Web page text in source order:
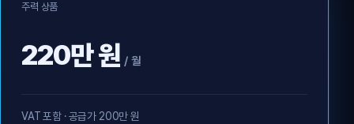
주력 상품
220만 원 / 월
VAT 포함 · 공급가 200만 원